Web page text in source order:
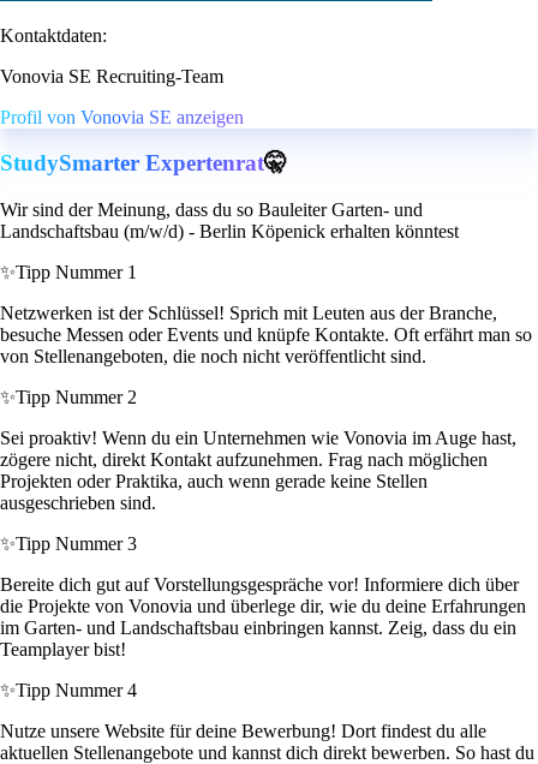
Kontaktdaten:
Vonovia SE Recruiting-Team
Profil von Vonovia SE anzeigen
StudySmarter Expertenrat🤫
Wir sind der Meinung, dass du so Bauleiter Garten- und
Landschaftsbau (m/w/d) - Berlin Köpenick erhalten könntest
✨Tipp Nummer 1
Netzwerken ist der Schlüssel! Sprich mit Leuten aus der Branche,
besuche Messen oder Events und knüpfe Kontakte. Oft erfährt man so
von Stellenangeboten, die noch nicht veröffentlicht sind.
✨Tipp Nummer 2
Sei proaktiv! Wenn du ein Unternehmen wie Vonovia im Auge hast,
zögere nicht, direkt Kontakt aufzunehmen. Frag nach möglichen
Projekten oder Praktika, auch wenn gerade keine Stellen
ausgeschrieben sind.
✨Tipp Nummer 3
Bereite dich gut auf Vorstellungsgespräche vor! Informiere dich über
die Projekte von Vonovia und überlege dir, wie du deine Erfahrungen
im Garten- und Landschaftsbau einbringen kannst. Zeig, dass du ein
Teamplayer bist!
✨Tipp Nummer 4
Nutze unsere Website für deine Bewerbung! Dort findest du alle
aktuellen Stellenangebote und kannst dich direkt bewerben. So hast du